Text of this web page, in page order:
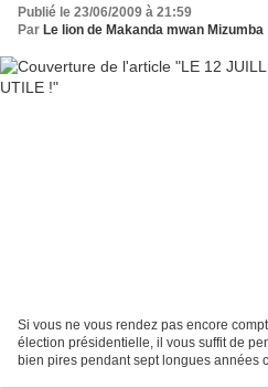
Publié le 23/06/2009 à 21:59
Par Le lion de Makanda mwan Mizumba
Si vous ne vous rendez pas encore
élection présidentielle, il vous suffit de
bien pires pendant sept longues années